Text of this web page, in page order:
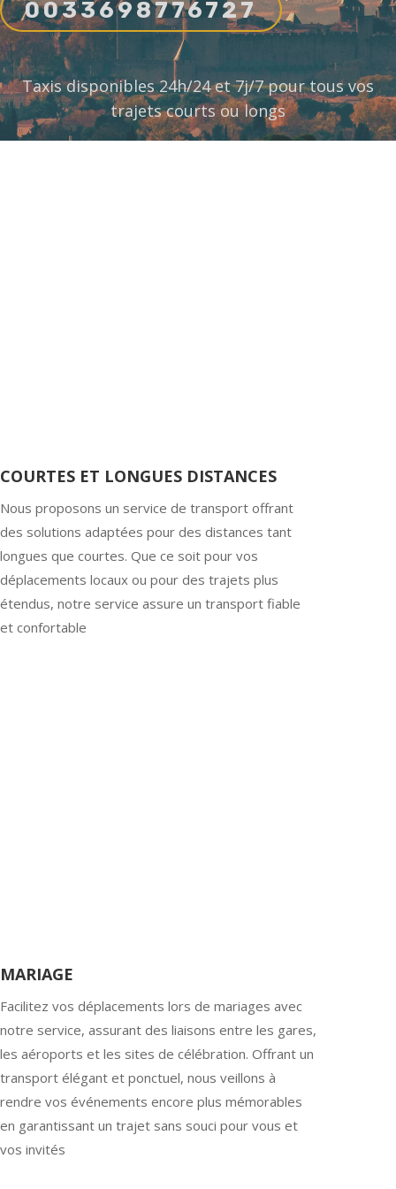
0033698776727
Taxis disponibles 24h/24 et 7j/7 pour tous vos
trajets courts ou longs
COURTES ET LONGUES DISTANCES
Nous proposons un service de transport offrant
des solutions adaptées pour des distances tant
longues que courtes. Que ce soit pour vos
déplacements locaux ou pour des trajets plus
étendus, notre service assure un transport fiable
et confortable
MARIAGE
Facilitez vos déplacements lors de mariages avec
notre service, assurant des liaisons entre les gares,
les aéroports et les sites de célébration. Offrant un
transport élégant et ponctuel, nous veillons à
rendre vos événements encore plus mémorables
en garantissant un trajet sans souci pour vous et
vos invités